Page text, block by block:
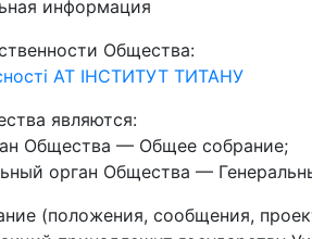
информация
Общества:
АТ ІНСТИТУТ ТИТАНУ
являются:
Общества — Общее собрание;
орган Общества —
(положения, сообщения,